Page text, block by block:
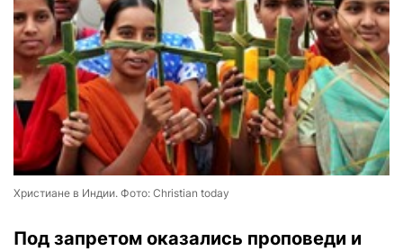
Христиане в Индии. Фото: Christian today
Под запретом оказались проповеди и